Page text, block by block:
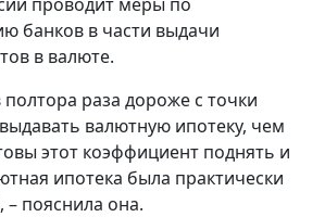
банков в части выдачи
в валюте.
раза дороже с точки
валютную ипотеку, чем
этот коэффициент поднять и
ипотека была практически
– пояснила она.